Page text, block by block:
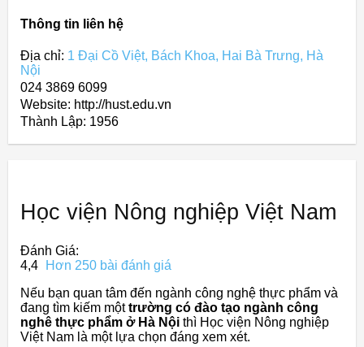
Thông tin liên hệ
Địa chỉ: 1 Đại Cồ Việt, Bách Khoa, Hai Bà Trưng, Hà
Nội
024 3869 6099
Website: http://hust.edu.vn
Thành Lập: 1956
Học viện Nông nghiệp Việt Nam
Đánh Giá:
4,4
Hơn 250 bài đánh giá
Nếu bạn quan tâm đến ngành công nghệ thực phẩm và
đang tìm kiếm mộttrường có đào tạo ngành công
nghê thực phẩm ở Hà Nội thì Học viện Nông nghiệp
Việt Nam là một lựa chọn đáng xem xét.